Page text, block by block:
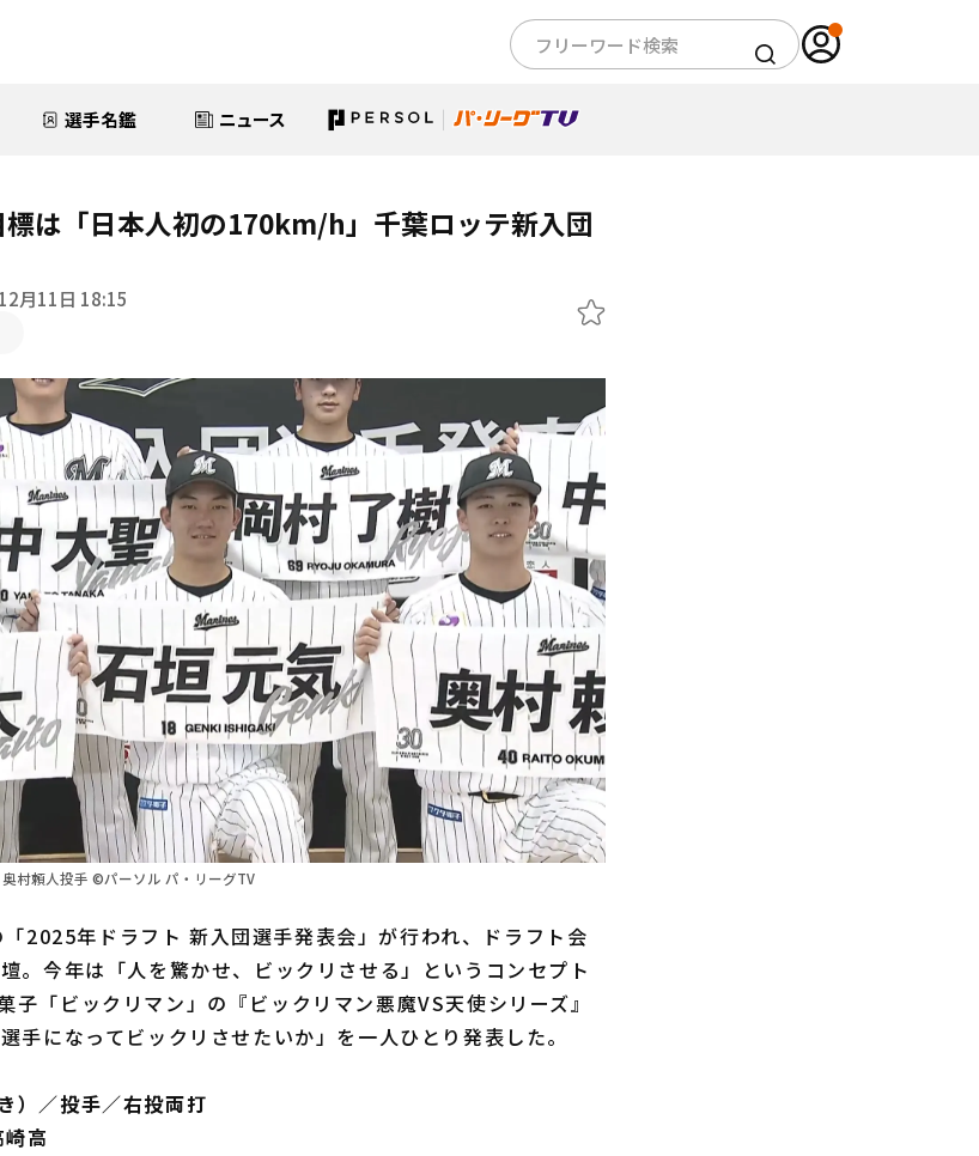
選手名鑑 ニュース
標は「日本人初の170km/h」千葉ロッテ新入団
月11日 18:15
村頼人投手 ©パーソル パ・リーグTV
2025年ドラフト 新入団選手発表会」が行われ、ドラフト会
。今年は「人を驚かせ、ビックリさせる」というコンセプト
子「ビックリマン」の『ビックリマン悪魔VS天使シリーズ』
手になってビックリさせたいか」を一人ひとり発表した。
）／投手／右投両打
高